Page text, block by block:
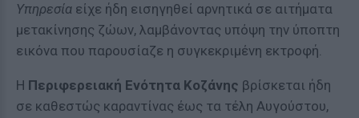
Υπηρεσία είχε ήδη εισηγηθεί αρνητικά σε αιτήματα
μετακίνησης ζώων, λαμβάνοντας υπόψη την ύποπτη
εικόνα που παρουσίαζε η συγκεκριμένη εκτροφή.
Η Περιφερειακή Ενότητα Κοζάνης βρίσκεται ήδη
σε καθεστώς καραντίνας έως τα τέλη Αυγούστου,